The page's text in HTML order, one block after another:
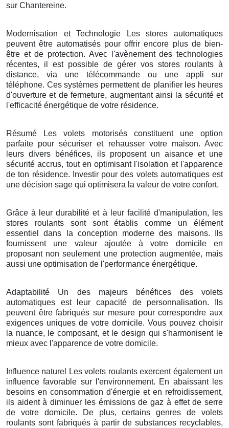
sur Chantereine.
Modernisation et Technologie Les stores automatiques
peuvent être automatisés pour offrir encore plus de bien-
être et de protection. Avec l'avènement des technologies
récentes, il est possible de gérer vos stores roulants à
distance, via une télécommande ou une appli sur
téléphone. Ces systèmes permettent de planifier les heures
d'ouverture et de fermeture, augmentant ainsi la sécurité et
l'efficacité énergétique de votre résidence.
Résumé Les volets motorisés constituent une option
parfaite pour sécuriser et rehausser votre maison. Avec
leurs divers bénéfices, ils proposent un aisance et une
sécurité accrus, tout en optimisant l'isolation et l'apparence
de ton résidence. Investir pour des volets automatiques est
une décision sage qui optimisera la valeur de votre confort.
Grâce à leur durabilité et à leur facilité d'manipulation, les
stores roulants sont sont établis comme un élément
essentiel dans la conception moderne des maisons. Ils
fournissent une valeur ajoutée à votre domicile en
proposant non seulement une protection augmentée, mais
aussi une optimisation de l'performance énergétique.
Adaptabilité Un des majeurs bénéfices des volets
automatiques est leur capacité de personnalisation. Ils
peuvent être fabriqués sur mesure pour correspondre aux
exigences uniques de votre domicile. Vous pouvez choisir
la nuance, le composant, et le design qui s'harmonisent le
mieux avec l'apparence de votre domicile.
Influence naturel Les volets roulants exercent également un
influence favorable sur l'environnement. En abaissant les
besoins en consommation d'énergie et en refroidissement,
ils aident à diminuer les émissions de gaz à effet de serre
de votre domicile. De plus, certains genres de volets
roulants sont fabriqués à partir de substances recyclables,